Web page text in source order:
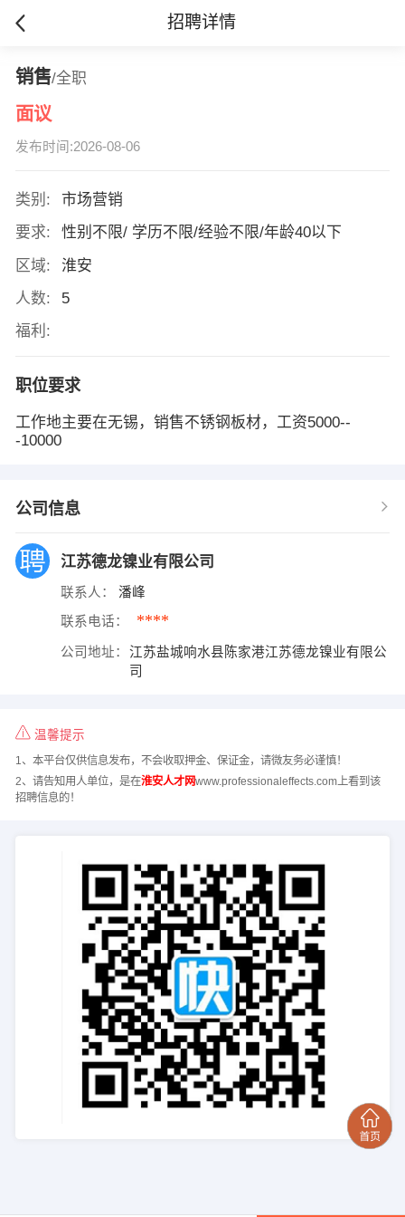
招聘详情
销售/全职
面议
发布时间:2026-08-06
类别:
市场营销
要求:
性别不限/ 学历不限/经验不限/年龄40以下
区域:
淮安
人数:
5
福利:
职位要求
工作地主要在无锡，销售不锈钢板材，工资5000--
-10000
公司信息
江苏德龙镍业有限公司
联系人： 潘峰
联系电话： ****
公司地址：
江苏盐城响水县陈家港江苏德龙镍业有限公
司
温馨提示
1、本平台仅供信息发布，不会收取押金、保证金，请微友务必谨慎！
2、请告知用人单位，是在淮安人才网www.professionaleffects.com上看到该
招聘信息的！